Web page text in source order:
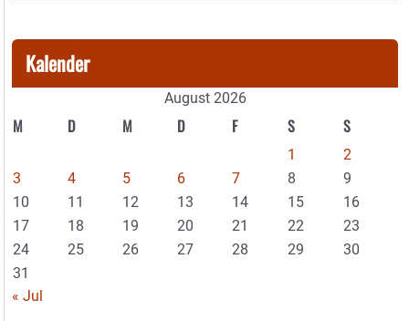
Kalender
August 2026
M D M D F S S
1
2
3
4 5 6 7 8
9
10
11 12 13 14 15
16
17
18 19 20 21 22
23
24
25 26 27 28 29
30
31
« Jul